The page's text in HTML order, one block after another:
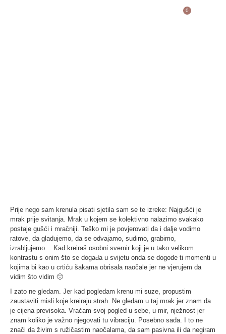
0
Prije nego sam krenula pisati sjetila sam se te izreke: Najgušći je
mrak prije svitanja. Mrak u kojem se kolektivno nalazimo svakako
postaje gušći i mračniji. Teško mi je povjerovati da i dalje vodimo
ratove, da gladujemo, da se odvajamo, sudimo, grabimo,
izrabljujemo… Kad kreiraš osobni svemir koji je u tako velikom
kontrastu s onim što se događa u svijetu onda se dogode ti momenti u
kojima bi kao u crtiću šakama obrisala naočale jer ne vjerujem da
vidim što vidim 🙂
I zato ne gledam. Jer kad pogledam krenu mi suze, propustim
zaustaviti misli koje kreiraju strah. Ne gledam u taj mrak jer znam da
je cijena previsoka. Vraćam svoj pogled u sebe, u mir, nježnost jer
znam koliko je važno njegovati tu vibraciju. Posebno sada. I to ne
znači da živim s ružičastim naočalama, da sam pasivna ili da negiram